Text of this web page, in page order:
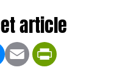
Messenger
Email